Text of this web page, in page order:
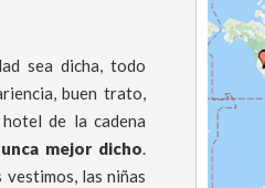
sea dicha, todo
buen trato,
de la cadena
mejor dicho.
vestimos, las niñas